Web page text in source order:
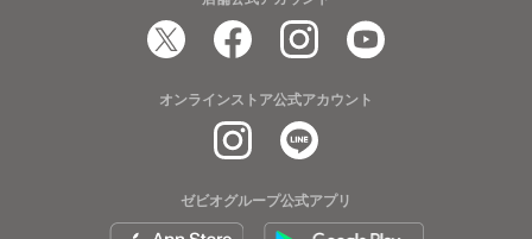
オンラインストア公式アカウント
ゼビオグループ公式アプリ